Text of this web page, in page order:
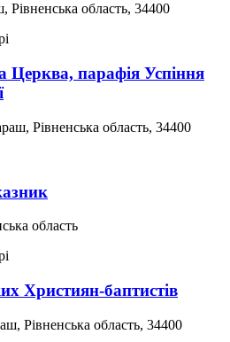
область, 34400
парафія Успіння
Рівненська область, 34400
область
Християн-баптистів
Рівненська область, 34400